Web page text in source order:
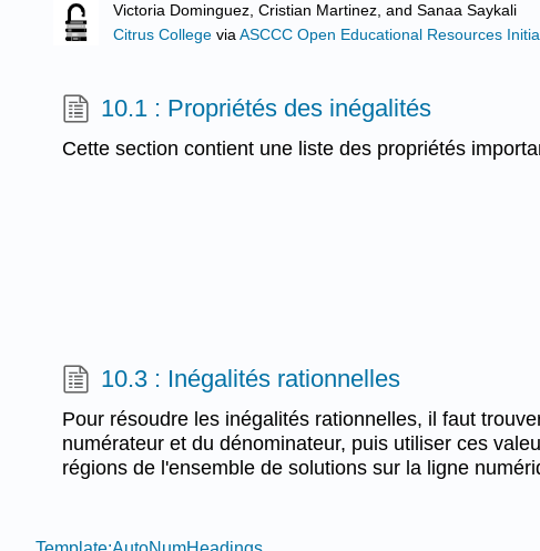
Victoria Dominguez, Cristian Martinez, and Sanaa Saykali
Citrus College viaASCCC Open Educational Resources
10.1 : Propriétés des inégalités
Cette section contient une liste des propriétés
10.3 : Inégalités rationnelles
Pour résoudre les inégalités rationnelles, il faut
numérateur et du dénominateur, puis utiliser ces
régions de l'ensemble de solutions sur la ligne